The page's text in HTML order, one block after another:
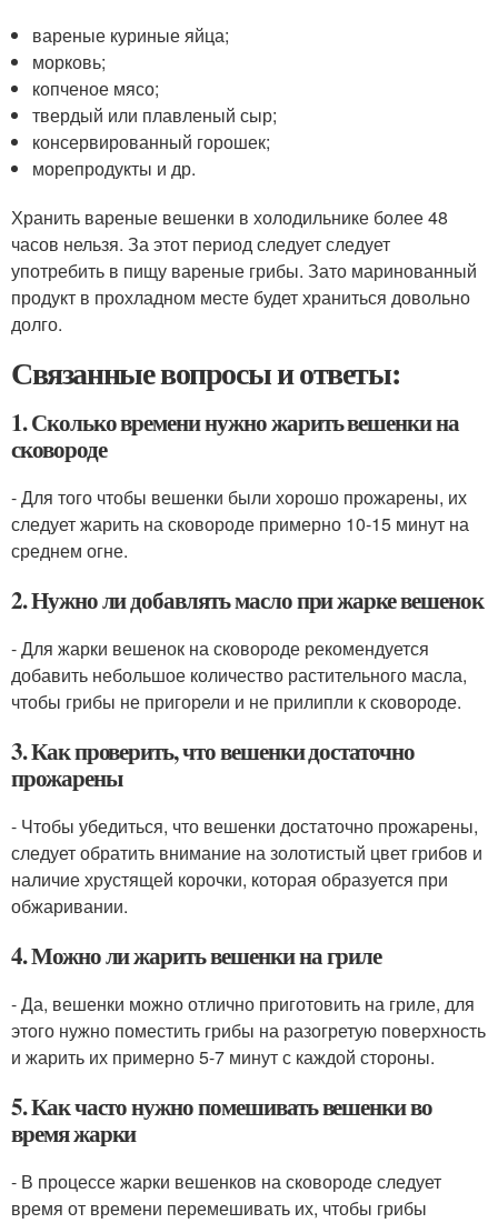
вареные куриные яйца;
морковь;
копченое мясо;
твердый или плавленый сыр;
консервированный горошек;
морепродукты и др.
Хранить вареные вешенки в холодильнике более 48
часов нельзя. За этот период следует следует
употребить в пищу вареные грибы. Зато маринованный
продукт в прохладном месте будет храниться довольно
долго.
Связанные вопросы и ответы:
1. Сколько времени нужно жарить вешенки на
сковороде
- Для того чтобы вешенки были хорошо прожарены, их
следует жарить на сковороде примерно 10-15 минут на
среднем огне.
2. Нужно ли добавлять масло при жарке вешенок
- Для жарки вешенок на сковороде рекомендуется
добавить небольшое количество растительного масла,
чтобы грибы не пригорели и не прилипли к сковороде.
3. Как проверить, что вешенки достаточно
прожарены
- Чтобы убедиться, что вешенки достаточно прожарены,
следует обратить внимание на золотистый цвет грибов и
наличие хрустящей корочки, которая образуется при
обжаривании.
4. Можно ли жарить вешенки на гриле
- Да, вешенки можно отлично приготовить на гриле, для
этого нужно поместить грибы на разогретую поверхность
и жарить их примерно 5-7 минут с каждой стороны.
5. Как часто нужно помешивать вешенки во
время жарки
- В процессе жарки вешенков на сковороде следует
время от времени перемешивать их, чтобы грибы